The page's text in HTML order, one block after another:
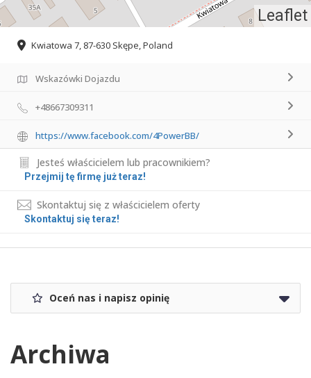
Leaflet
Kwiatowa 7, 87-630 Skępe, Poland
Wskazówki Dojazdu
+48667309311
https://www.facebook.com/4PowerBB/
Jesteś właścicielem lub pracownikiem?
Przejmij tę firmę już teraz!
Skontaktuj się z właścicielem oferty
Skontaktuj się teraz!
Oceń nas i napisz opinię
Archiwa